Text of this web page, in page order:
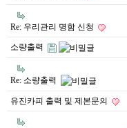
Re: 우리관리 명함 신청
소량출력
Re: 소량출력
유진카피 출력 및 제본문의